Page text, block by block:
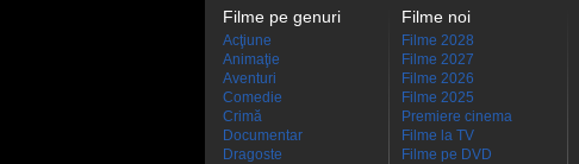
Filme pe genuri
Acţiune
Animaţie
Aventuri
Comedie
Crimă
Documentar
Dragoste
Filme noi
Filme 2028
Filme 2027
Filme 2026
Filme 2025
Premiere cinema
Filme la TV
Filme pe DVD